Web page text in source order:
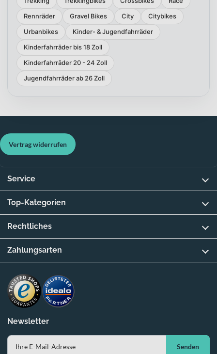
Rennräder
Gravel Bikes City
Citybikes
Urbanbikes
Kinder- & Jugendfahrräder
Kinderfahrräder bis 18 Zoll
Kinderfahrräder 20 - 24 Zoll
Jugendfahrräder ab 26 Zoll
Newsletter
Senden
Vertrag widerrufen
Service
Top-Kategorien
Rechtliches
Zahlungsarten